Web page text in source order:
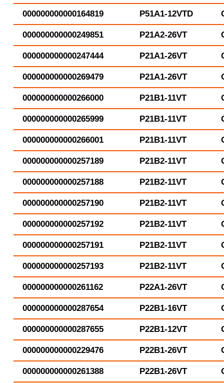
000000000000164819 P51A1-12VTD
000000000000249851 P21A2-26VT
000000000000247444 P21A1-26VT
000000000000269479 P21A1-26VT
000000000000266000 P21B1-11VT
000000000000265999 P21B1-11VT
000000000000266001 P21B1-11VT
000000000000257189 P21B2-11VT
000000000000257188 P21B2-11VT
000000000000257190 P21B2-11VT
000000000000257192 P21B2-11VT
000000000000257191 P21B2-11VT
000000000000257193 P21B2-11VT
000000000000261162 P22A1-26VT
000000000000287654 P22B1-16VT
000000000000287655 P22B1-12VT
000000000000229476 P22B1-26VT
000000000000261388 P22B1-26VT